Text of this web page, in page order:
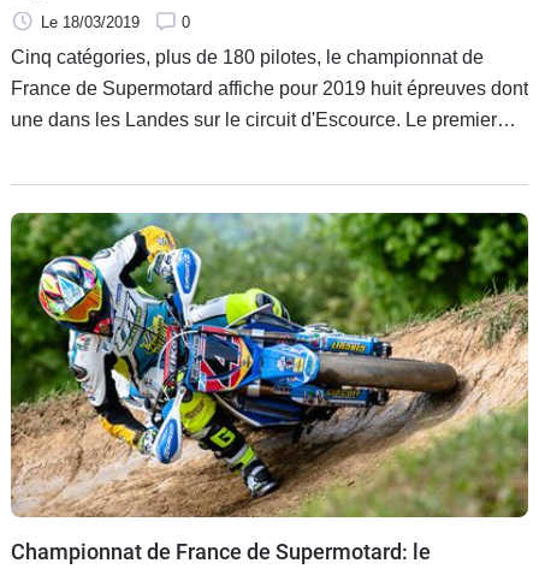
Le 18/03/2019 0
Cinq catégories, plus de 180 pilotes, le championnat de
France de Supermotard affiche pour 2019 huit épreuves dont
une dans les Landes sur le circuit d'Escource. Le premier
Championnat de France de Supermotard: le